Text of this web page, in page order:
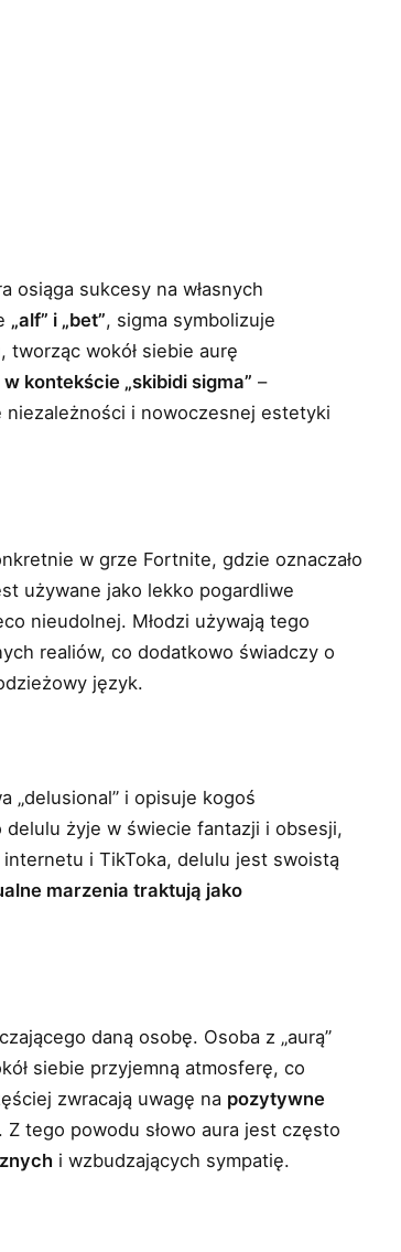
osiąga sukcesy na własnych
„alf” i „bet”, sigma symbolizuje
tworząc wokół siebie aurę
kontekście „skibidi sigma” –
niezależności i nowoczesnej estetyki
w grze Fortnite, gdzie oznaczało
używane jako lekko pogardliwe
nieudolnej. Młodzi używają tego
realiów, co dodatkowo świadczy o
język.
„delusional” i opisuje kogoś
żyje w świecie fantazji i obsesji,
i TikToka, delulu jest swoistą
marzenia traktują jako
daną osobę. Osoba z „aurą”
siebie przyjemną atmosferę, co
zwracają uwagę na pozytywne
Z tego powodu słowo aura jest często
i wzbudzających sympatię.